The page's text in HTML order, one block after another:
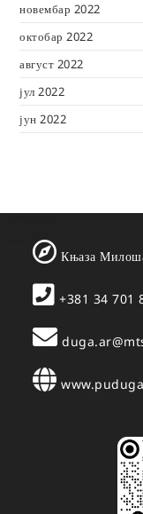
новембар 2022
октобар 2022
август 2022
јул 2022
јун 2022
Књаза
+381 34 701